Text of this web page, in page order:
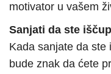
motivator u vašem
Sanjati da ste
Kada sanjate da ste
bude znak da ćete